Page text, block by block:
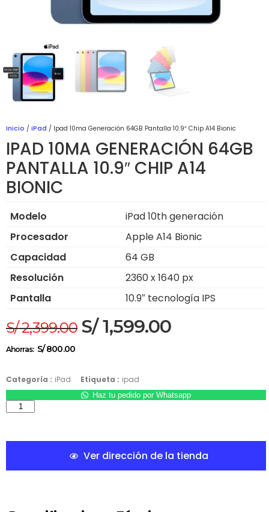
Inicio / iPad / Ipad 10ma Generación 64GB Pantalla 10.9″ Chip A14 Bionic
IPAD 10MA GENERACIÓN 64GB
PANTALLA 10.9″ CHIP A14
BIONIC
Modelo
iPad 10th generación
Procesador
Apple A14 Bionic
Capacidad
64 GB
Resolución
2360 x 1640 px
Pantalla
10.9″ tecnología IPS
S/2,399.00 S/1,599.00
Ahorras: S/800.00
Categoría : iPad Etiqueta : ipad
Haz tu pedido por Whatsapp
Ver dirección de la tienda